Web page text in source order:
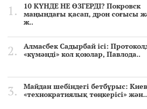
10 КҮНДЕ НЕ ӨЗГЕРДІ? Покровск
маңындағы қасап, дрон соғысы
ж..
Алмасбек Садырбай ісі:
«күмәнді» кол қоюлар, Павлода..
Майдан шебіндегі бетбұрыс:
«технократиялық төңкерісі» жән..